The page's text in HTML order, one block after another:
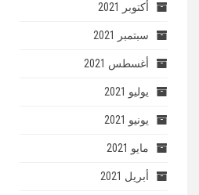
أكتوبر 2021
سبتمبر 2021
أغسطس 2021
يوليو 2021
يونيو 2021
مايو 2021
أبريل 2021